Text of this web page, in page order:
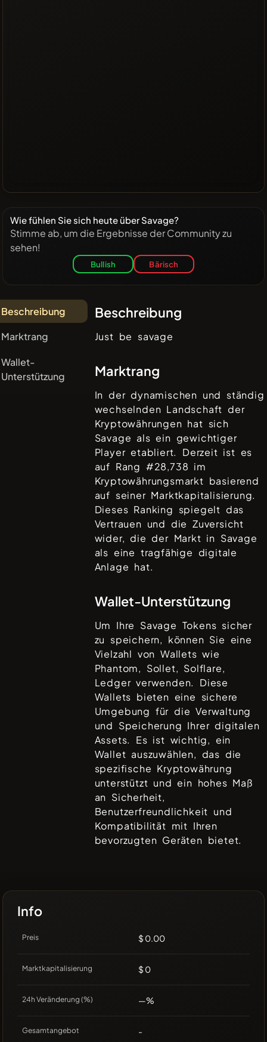
Wie fühlen Sie sich heute über Savage?
Stimme ab, um die Ergebnisse der Community zu
sehen!
Bullish Bärisch
Beschreibung
Marktrang
Wallet-
Unterstützung
Beschreibung
Just be savage
Marktrang
In der dynamischen und ständig
wechselnden Landschaft der
Kryptowährungen hat sich
Savage als ein gewichtiger
Player etabliert. Derzeit ist es
auf Rang #28,738 im
Kryptowährungsmarkt basierend
auf seiner Marktkapitalisierung.
Dieses Ranking spiegelt das
Vertrauen und die Zuversicht
wider, die der Markt in Savage
als eine tragfähige digitale
Anlage hat.
Wallet-Unterstützung
Um Ihre Savage Tokens sicher
zu speichern, können Sie eine
Vielzahl von Wallets wie
Phantom, Sollet, Solflare,
Ledgerverwenden. Diese
Wallets bieten eine sichere
Umgebung für die Verwaltung
und Speicherung Ihrer digitalen
Assets. Es ist wichtig, ein
Wallet auszuwählen, das die
spezifische Kryptowährung
unterstützt und ein hohes Maß
an Sicherheit,
Benutzerfreundlichkeit und
Kompatibilität mit Ihren
bevorzugten Geräten bietet.
Info
Preis $ 0.00
Marktkapitalisierung $ 0
24h Veränderung (%) —%
Gesamtangebot -